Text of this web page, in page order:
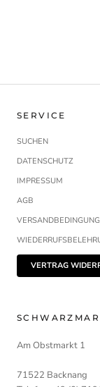
SERVICE
SUCHEN
DATENSCHUTZ
IMPRESSUM
AGB
VERTRAG
Am Obstmarkt 1
71522 Backnang